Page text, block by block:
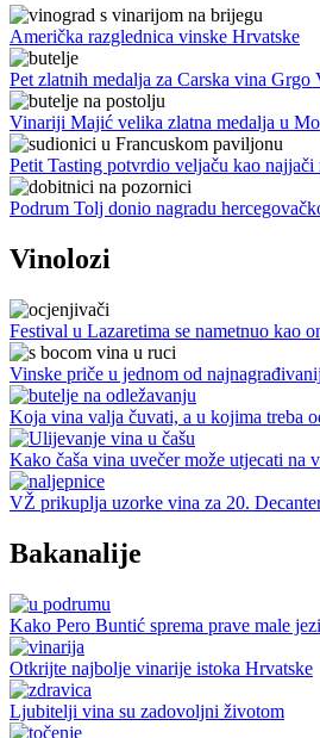
Američka razglednica vinske Hrvatske
Pet zlatnih medalja za Carska vina Grgo
Vinariji Majić velika zlatna medalja u
Petit Tasting potvrdio veljaču kao najjači
Podrum Tolj donio nagradu
Vinolozi
Festival u Lazaretima se nametnuo kao
Vinske priče u jednom od
Koja vina valja čuvati, a u kojima treba
Kako čaša vina uvečer može utjecati na
VŽ prikuplja uzorke vina za 20.
Bakanalije
Kako Pero Buntić sprema prave male
Otkrijte najbolje vinarije istoka Hrvatske
Ljubitelji vina su zadovoljni životom